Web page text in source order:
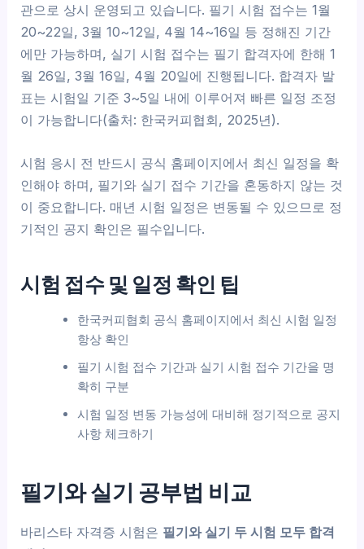
관으로 상시 운영되고 있습니다. 필기 시험 접수는 1월
20~22일, 3월 10~12일, 4월 14~16일 등 정해진 기간
에만 가능하며, 실기 시험 접수는 필기 합격자에 한해 1
월 26일, 3월 16일, 4월 20일에 진행됩니다. 합격자 발
표는 시험일 기준 3~5일 내에 이루어져 빠른 일정 조정
이 가능합니다(출처: 한국커피협회, 2025년).
시험 응시 전 반드시 공식 홈페이지에서 최신 일정을 확
인해야 하며, 필기와 실기 접수 기간을 혼동하지 않는 것
이 중요합니다. 매년 시험 일정은 변동될 수 있으므로 정
기적인 공지 확인은 필수입니다.
시험 접수 및 일정 확인 팁
한국커피협회 공식 홈페이지에서 최신 시험 일정
항상 확인
필기 시험 접수 기간과 실기 시험 접수 기간을 명
확히 구분
시험 일정 변동 가능성에 대비해 정기적으로 공지
사항 체크하기
필기와 실기 공부법 비교
바리스타 자격증 시험은 필기와 실기 두 시험 모두 합격